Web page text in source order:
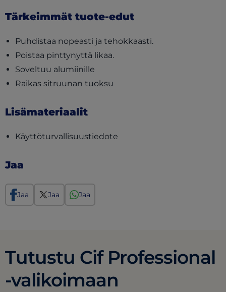
Tärkeimmät tuote-edut
Puhdistaa nopeasti ja tehokkaasti.
Poistaa pinttynyttä likaa.
Soveltuu alumiinille
Raikas sitruunan tuoksu
Lisämateriaalit
Käyttöturvallisuustiedote
Jaa
Jaa Jaa Jaa
Tutustu Cif Professional
-valikoimaan